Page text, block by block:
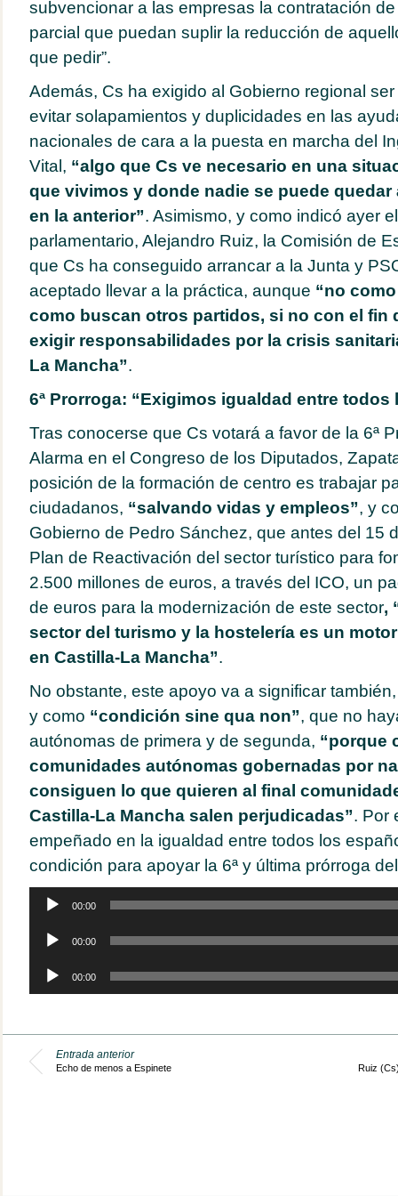
subvencionar a las empresas la contratación
parcial que puedan suplir la reducción de
que pedir”.
Además, Cs ha exigido al Gobierno regional
evitar solapamientos y duplicidades en las
nacionales de cara a la puesta en marcha del
Vital, “algo que Cs ve necesario en una
que vivimos y donde nadie se puede
en la anterior”. Asimismo, y como indicó ayer
parlamentario, Alejandro Ruiz, la Comisión de
que Cs ha conseguido arrancar a la Junta y
aceptado llevar a la práctica, aunque “no
como buscan otros partidos, si no con el fin
exigir responsabilidades por la crisis
La Mancha”.
6ª Prorroga: “Exigimos igualdad entre todos
Tras conocerse que Cs votará a favor de la 6ª
Alarma en el Congreso de los Diputados,
posición de la formación de centro es trabajar
ciudadanos, “salvando vidas y empleos”, y
Gobierno de Pedro Sánchez, que antes del 15
Plan de Reactivación del sector turístico para
2.500 millones de euros, a través del ICO, un
de euros para la modernización de este sector,
sector del turismo y la hostelería es un
en Castilla-La Mancha”.
No obstante, este apoyo va a significar
y como “condición sine qua non”, que no
autónomas de primera y de segunda, “porque
comunidades autónomas gobernadas por
consiguen lo que quieren al final
Castilla-La Mancha salen perjudicadas”. Por
empeñado en la igualdad entre todos los
condición para apoyar la 6ª y última prórroga
Reproductor
00:00
Reproductor
00:00
Reproductor
audio
00:00
Entrada anterior
Echo de menos a Espinete Ruiz